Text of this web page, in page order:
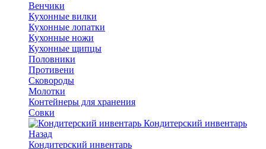
Венчики
Кухонные вилки
Кухонные лопатки
Кухонные ножи
Кухонные щипцы
Половники
Противени
Сковороды
Молотки
Контейнеры для хранения
Совки
Кондитерский инвентарь
Назад
Кондитерский инвентарь